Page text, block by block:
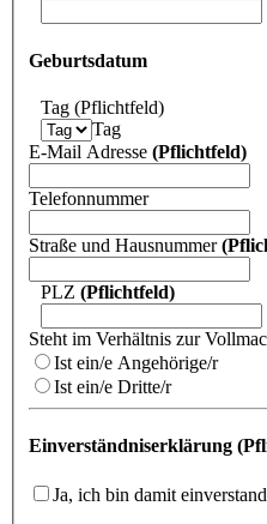
Geburtsdatum
Tag (Pflichtfeld)
Tag
E-Mail Adresse (Pflichtfeld)
Telefonnummer
Straße und Hausnummer
PLZ (Pflichtfeld)
Steht im Verhältnis zur
Ist ein/e Angehörige/r
Ist ein/e Dritte/r
Einverständniserklärung
Ja, ich bin damit